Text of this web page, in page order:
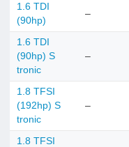
1.6 TDI
(90hp)
–
1.6 TDI
(90hp) S
tronic
–
1.8 TFSI
(192hp) S
tronic
–
1.8 TFSI